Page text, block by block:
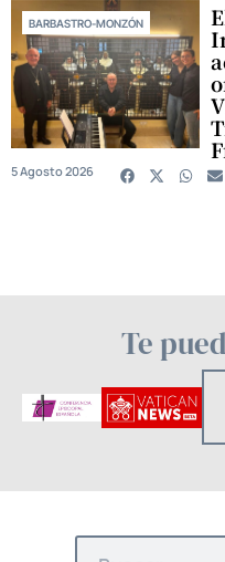
BARBASTRO-MONZÓN
5 Agosto 2026
Te